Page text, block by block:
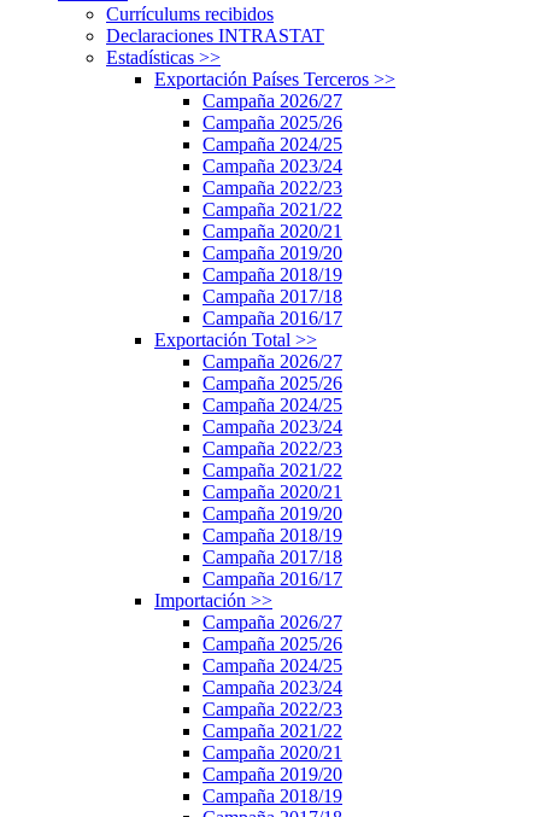
Currículums recibidos
Declaraciones INTRASTAT
Estadísticas >>
Exportación Países Terceros >>
Campaña 2026/27
Campaña 2025/26
Campaña 2024/25
Campaña 2023/24
Campaña 2022/23
Campaña 2021/22
Campaña 2020/21
Campaña 2019/20
Campaña 2018/19
Campaña 2017/18
Campaña 2016/17
Exportación Total >>
Campaña 2026/27
Campaña 2025/26
Campaña 2024/25
Campaña 2023/24
Campaña 2022/23
Campaña 2021/22
Campaña 2020/21
Campaña 2019/20
Campaña 2018/19
Campaña 2017/18
Campaña 2016/17
Importación >>
Campaña 2026/27
Campaña 2025/26
Campaña 2024/25
Campaña 2023/24
Campaña 2022/23
Campaña 2021/22
Campaña 2020/21
Campaña 2019/20
Campaña 2018/19